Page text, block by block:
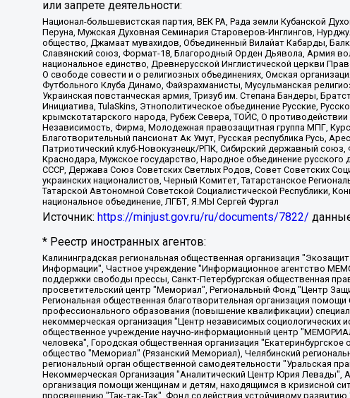
или запрете деятельности:
Национал-большевистская партия, ВЕК РА, Рада земли Кубанской
Перуна, Мужская Духовная Семинария Староверов-Инглингов,
общество, Джамаат мувахидов, Объединенный Вилайат Кабарды,
Славянский союз, Формат-18, Благородный Орден Дьявола, Армия
национальное единство, Древнерусской Инглистической церкви
О свободе совести и о религиозных объединениях, Омская
Футбольного Клуба Динамо, Файзрахманисты, Мусульманская
Украинская повстанческая армия, Тризуб им. Степана Бандеры,
Инициатива, TulaSkins, Этнополитическое объединение Русские,
крымскотатарского народа, Рубеж Севера, ТОЙС, О
Независимость, Фирма, Молодежная правозащитная группа МПГ,
Благотворительный пансионат Ак Умут, Русская республика Русь,
Патриотический клуб-Новокузнецк/РПК, Сибирский державный
Краснодара, Мужское государство, Народное объединение
СССР, Держава Союз Советских Светлых Родов, Совет Советских
украинских националистов, Черный Комитет, Татарстанское
Татарской Автономной Советской Социалистической Республики,
национальное объединение, ЛГБТ, Я.МЫ Сергей Фургал
Источник: https://minjust.gov.ru/ru/documents/7822/
* Реестр иностранных агентов:
Калининградская региональная общественная организация "Экозащита!-Женсовет", Фонд содействия защите прав и свобод граждан "Общественный вердикт", Фонд "Институт Развития Свободы Информации", Частное учреждение "Информационное агентство МЕМО. РУ", Региональная общественная организация "Общественная комиссия по сохранению наследия академика Сахарова", Фонд поддержки свободы прессы, Санкт-Петербургская общественная правозащитная организация "Гражданский контроль", Межрегиональная общественная организация "Информационно-просветительский центр "Мемориал", Региональный Фонд "Центр Защиты Прав Средств Массовой Информации", с 05.12.2023 Фонд "Центр Защиты Прав Средств массовой информации", Региональная общественная благотворительная организация помощи беженцам и мигрантам "Гражданское содействие", Негосударственное образовательное учреждение дополнительного профессионального образования (повышение квалификации) специалистов "АКАДЕМИЯ ПО ПРАВАМ ЧЕЛОВЕКА", Свердловская региональная общественная организация "Сутяжник", Автономная некоммерческая организация "Центр независимых социологических исследований", Союз общественных объединений "Российский исследовательский центр по правам человека", Региональное общественное учреждение научно-информационный центр "МЕМОРИАЛ", Некоммерческая организация "Фонд защиты гласности", Автономная некоммерческая организация "Институт прав человека", Городская общественная организация "Екатеринбургское общество "МЕМОРИАЛ", Городская общественная организация "Рязанское историко-просветительское и правозащитное общество "Мемориал" (Рязанский Мемориал), Челябинский региональный орган общественной самодеятельности – женское общественное объединение "Женщины Евразии", Челябинский региональный орган общественной самодеятельности "Уральская правозащитная группа", Фонд содействия защите здоровья и социальной справедливости имени Андрея Рылькова, Автономная Некоммерческая Организация "Аналитический Центр Юрия Левады", Автономная некоммерческая организация социальной поддержки населения "Проект Апрель", Региональная общественная организация помощи женщинам и детям, находящимся в кризисной ситуации "Информационно-методический центр "Анна", Фонд содействия развитию массовых коммуникаций и правовому просвещению "Так-так-Так", Фонд содействия устойчивому развитию "Серебряная тайга", Свердловский региональный общественный фонд социальных проектов "Новое время", "Idel.Реалии", Кавказ.Реалии, Крым.Реалии, Телеканал Настоящее Время, Татаро-башкирская служба Радио Свобода (Azatliq Radiosi), Радио Свободная Европа/Радио Свобода (PCE/PC), "Сибирь.Реалии", "Фактограф", Благотворительный фонд помощи осужденным и их семьям, Автономная некоммерческая организация "Институт глобализации и социальных движений", Фонд "В защиту прав заключенных", Частное учреждение "Центр поддержки и содействия развитию средств массовой информации", Пензенский региональный общественный благотворительный фонд "Гражданский союз", "Север.Реалии", Некоммерческая организация Фонд "Правовая инициатива", Общество с ограниченной ответственностью "Радио Свободная Европа/Радио Свобода", Чешское информационное агентство "MEDIUM-ORIENT", Красноярская региональная общественная организация "Мы против СПИДа", Камалягин Денис Николаевич, Маркелов Сергей Евгеньевич, Пономарев Лев Александрович, Савицкая Людмила Алексеевна, Автономная некоммерческая организация "Центр по работе с проблемой насилия "НАСИЛИЮ.НЕТ", Межрегиональный профессиональный союз работников